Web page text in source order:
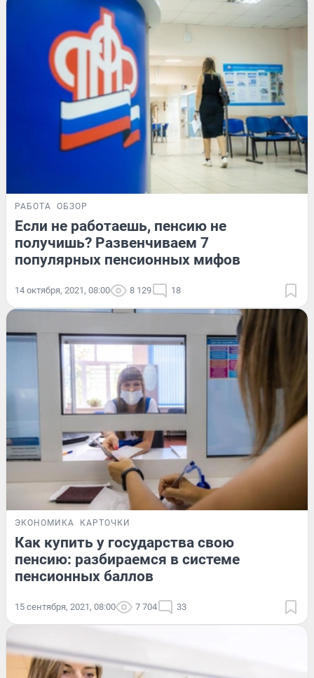
РАБОТА ОБЗОР
Если не работаешь, пенсию не
получишь? Развенчиваем 7
популярных пенсионных мифов
14 октября, 2021, 08:00 8 129 18
ЭКОНОМИКА КАРТОЧКИ
Как купить у государства свою
пенсию: разбираемся в системе
пенсионных баллов
15 сентября, 2021, 08:00 7 704 33